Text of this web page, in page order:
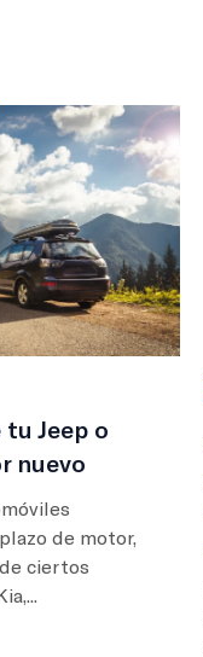
Jeep o
nuevo
de motor,
ciertos